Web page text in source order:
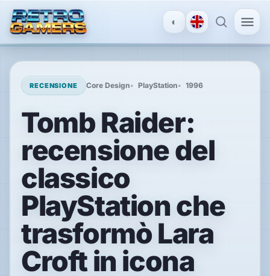
◐
MENU
×
ACCOUNT
Accedi
/
Registrati
SCOPRI
Recensioni
News
RECENSIONE Core Design PlayStation 1996
Tomb Raider:
recensione del
classico
PlayStation che
trasformò Lara
Croft in icona